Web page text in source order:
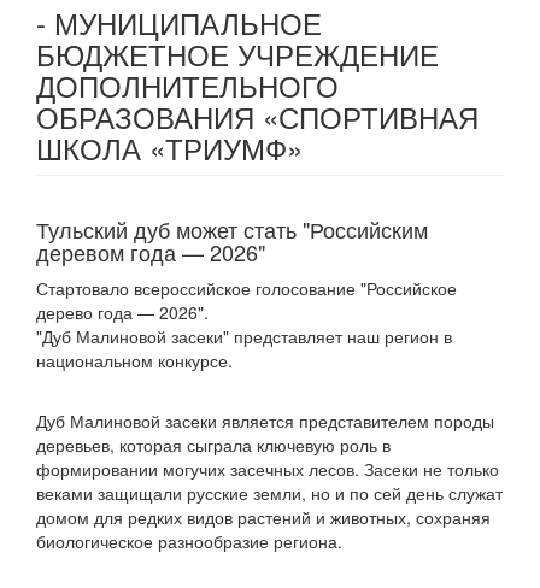
- МУНИЦИПАЛЬНОЕ
БЮДЖЕТНОЕ УЧРЕЖДЕНИЕ
ДОПОЛНИТЕЛЬНОГО
ОБРАЗОВАНИЯ «СПОРТИВНАЯ
ШКОЛА «ТРИУМФ»
Тульский дуб может стать "Российским
деревом года — 2026"
Стартовало всероссийское голосование "Российское
дерево года — 2026".
"Дуб Малиновой засеки" представляет наш регион в
национальном конкурсе.
Дуб Малиновой засеки является представителем породы
деревьев, которая сыграла ключевую роль в
формировании могучих засечных лесов. Засеки не только
веками защищали русские земли, но и по сей день служат
домом для редких видов растений и животных, сохраняя
биологическое разнообразие региона.